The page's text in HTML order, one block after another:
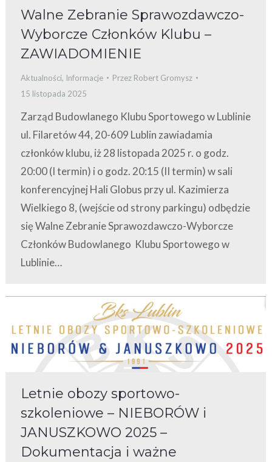
Walne Zebranie Sprawozdawczo-
Wyborcze Członków Klubu –
ZAWIADOMIENIE
Aktualności, Informacje Przez Robert Gromysz
15 listopada 2025
Zarząd Budowlanego Klubu Sportowego w Lublinie
ul. Filaretów 44, 20-609 Lublin zawiadamia
członków klubu, iż 28 listopada 2025 r. o godz.
20:00 (I termin) i o godz. 20:15 (II termin) w sali
konferencyjnej Hali Globus przy ul. Kazimierza
Wielkiego 8, (wejście od strony parkingu) odbędzie
się Walne Zebranie Sprawozdawczo-Wyborcze
Członków Budowlanego Klubu Sportowego w
Lublinie…
Letnie obozy sportowo-
szkoleniowe – NIEBORÓW i
JANUSZKOWO 2025 –
Dokumentacja i ważne